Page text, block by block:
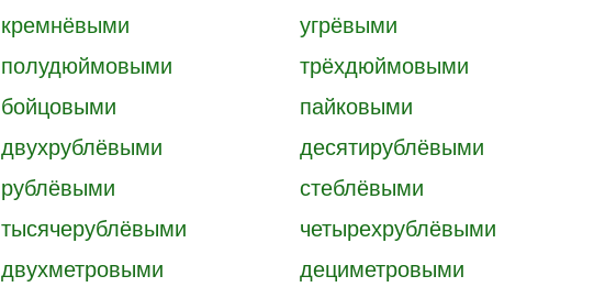
кремнёвыми угрёвыми
полудюймовыми трёхдюймовыми
бойцовыми пайковыми
двухрублёвыми десятирублёвыми
рублёвыми стеблёвыми
тысячерублёвыми четырехрублёвыми
двухметровыми дециметровыми